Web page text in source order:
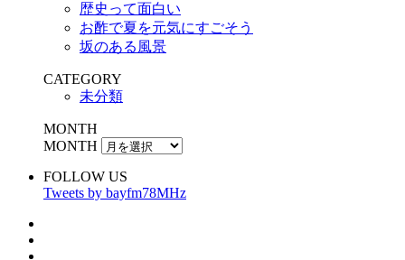
歴史って面白い
お酢で夏を元気にすごそう
坂のある風景
CATEGORY
未分類
MONTH
MONTH
FOLLOW US
Tweets by bayfm78MHz